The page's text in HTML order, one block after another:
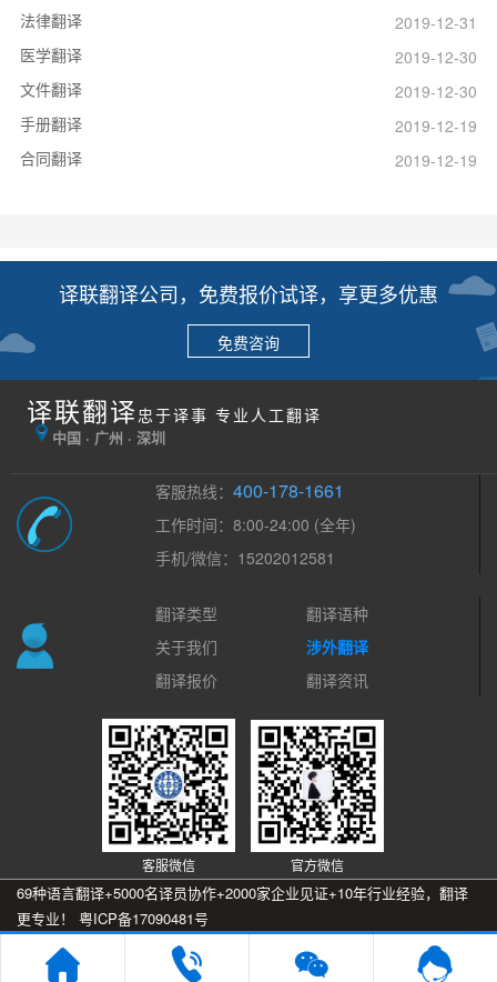
法律翻译
2019-12-31
医学翻译
2019-12-30
文件翻译
2019-12-30
手册翻译
2019-12-19
合同翻译
2019-12-19
译联翻译公司，免费报价试译，享更多优惠
免费咨询

译联翻译 忠于译事 专业人工翻译
中国 · 广州 · 深圳
客服热线：400-178-1661
工作时间：8:00-24:00 (全年)
手机/微信：15202012581
翻译类型
翻译语种
关于我们
涉外翻译
翻译报价
翻译资讯
客服微信 官方微信
69种语言翻译+5000名译员协作+2000家企业见证+10年行业经验，翻译
更专业！ 粤ICP备17090481号